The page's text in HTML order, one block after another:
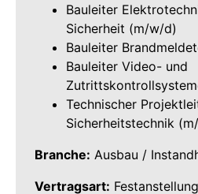
Bauleiter
Sicherheit (m/w/d)
Bauleiter
Bauleiter Video- und
Technischer
Sicherheitstechnik
Branche: Ausbau /
Vertragsart: Festanstellung